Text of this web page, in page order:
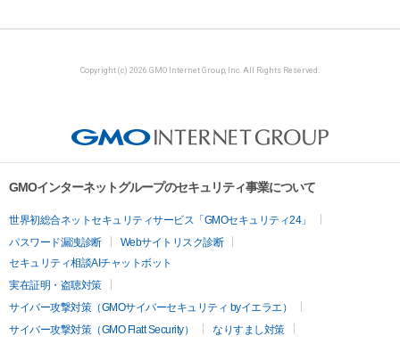
Copyright (c) 2026 GMO Internet Group, Inc. All Rights Reserved.
GMOインターネットグループのセキュリティ事業について
世界初総合ネットセキュリティサービス「GMOセキュリティ24」
パスワード漏洩診断
Webサイトリスク診断
セキュリティ相談AIチャットボット
実在証明・盗聴対策
サイバー攻撃対策（GMOサイバーセキュリティ byイエラエ）
サイバー攻撃対策（GMO Flatt Security）
なりすまし対策